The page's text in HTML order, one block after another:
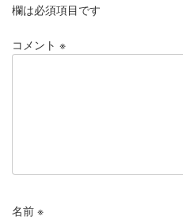
欄は必須項目です
コメント ※
名前 ※